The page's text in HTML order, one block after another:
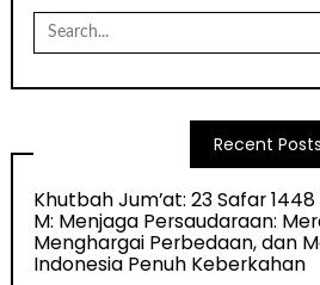
Search
for:
Recent Posts
Khutbah Jum’at: 23 Safar
M: Menjaga Persaudaraan:
Menghargai Perbedaan, dan
Indonesia Penuh Keberkahan